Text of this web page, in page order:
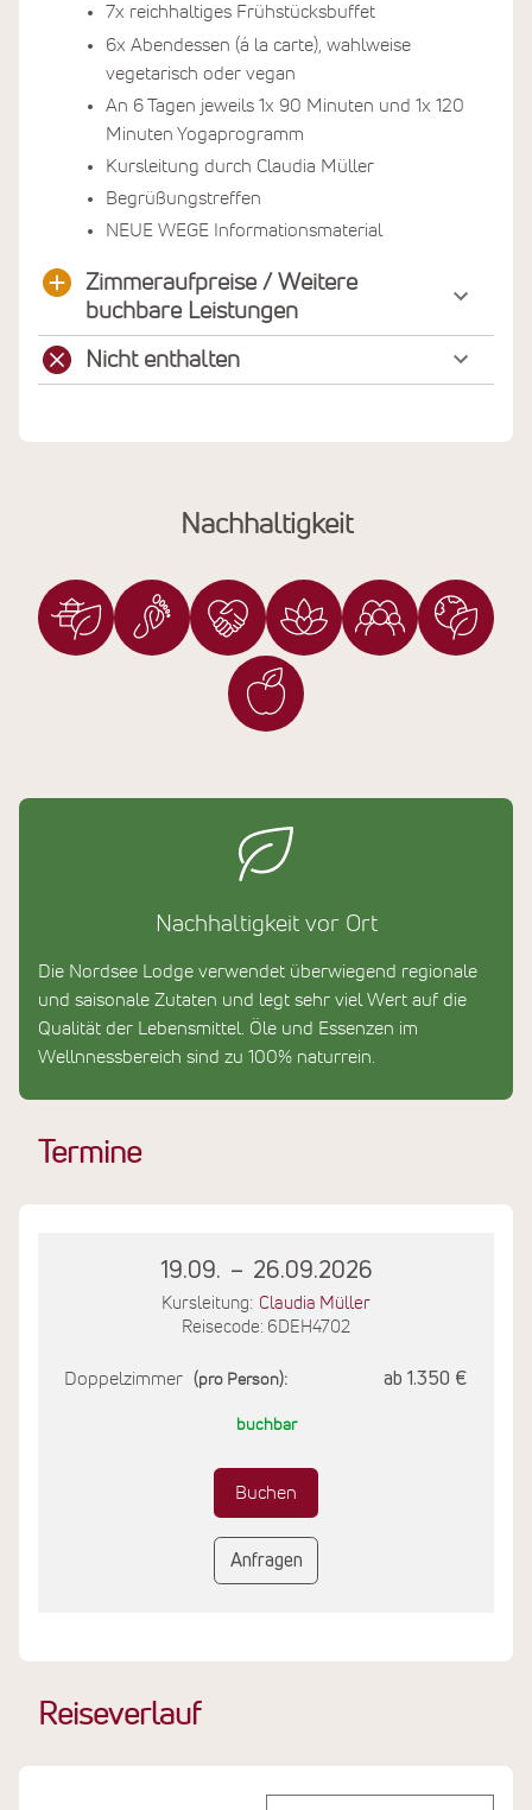
Nachhaltigkeit
Nachhaltigkeit vor Ort
Die Nordsee Lodge verwendet überwiegend regionale
und saisonale Zutaten und legt sehr viel Wert auf die
Qualität der Lebensmittel. Öle und Essenzen im
Wellnnessbereich sind zu 100% naturrein.
Reiseverlauf
Termine
19.09. – 26.09.2026
Kursleitung: Claudia Müller
Reisecode: 6DEH4702
Doppelzimmer (pro Person): ab 1.350 €
buchbar
Buchen
Anfragen
7x reichhaltiges Frühstücksbuffet
6x Abendessen (á la carte), wahlweise
vegetarisch oder vegan
An 6 Tagen jeweils 1x 90 Minuten und 1x 120
Minuten Yogaprogramm
Kursleitung durch Claudia Müller
Begrüßungstreffen
NEUE WEGE Informationsmaterial
Zimmeraufpreise / Weitere
buchbare Leistungen
Nicht enthalten